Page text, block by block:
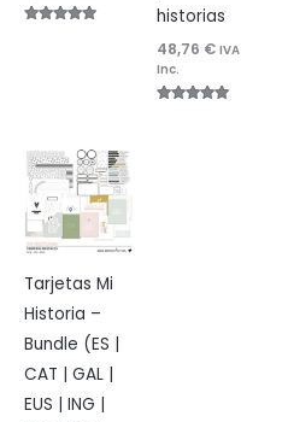
historias
48,76 € IVA
Inc.
Tarjetas Mi
Historia –
Bundle (ES |
CAT | GAL |
EUS | ING |